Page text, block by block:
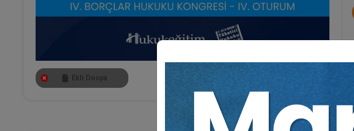
Ekli Dosya
Kategoriler: Bütün Video Eğitimler,